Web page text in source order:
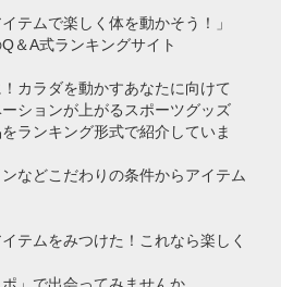
イテムで楽しく体を動かそう！」
＆A式ランキングサイト
カラダを動かすあなたに向けて
ーションが上がるスポーツグッズ
ランキング形式で紹介していま
などこだわりの条件からアイテム
テムをみつけた！これなら楽しく